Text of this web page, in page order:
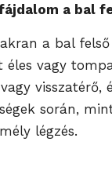
a bal
a bal felső
éles vagy
visszatérő,
során,
légzés.